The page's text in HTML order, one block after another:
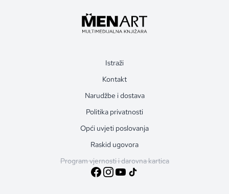
Istraži
Kontakt
Narudžbe i dostava
Politika privatnosti
Opći uvjeti poslovanja
Raskid ugovora
Program vjernosti i darovna kartica